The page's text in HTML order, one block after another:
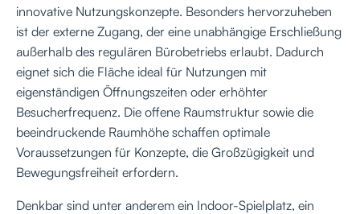
innovative Nutzungskonzepte. Besonders hervorzuheben
ist der externe Zugang, der eine unabhängige Erschließung
außerhalb des regulären Bürobetriebs erlaubt. Dadurch
eignet sich die Fläche ideal für Nutzungen mit
eigenständigen Öffnungszeiten oder erhöhter
Besucherfrequenz. Die offene Raumstruktur sowie die
beeindruckende Raumhöhe schaffen optimale
Voraussetzungen für Konzepte, die Großzügigkeit und
Bewegungsfreiheit erfordern.
Denkbar sind unter anderem ein Indoor-Spielplatz, ein